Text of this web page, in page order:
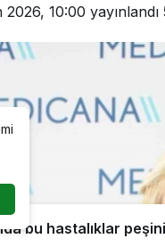
2026, 10:00 yayınlandı
bu hastalıklar